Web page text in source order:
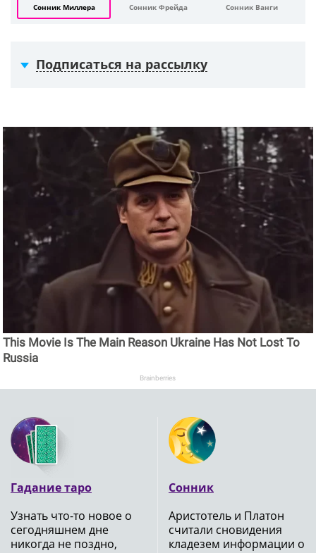
Сонник Миллера Сонник Фрейда Сонник Ванги
Подписаться на рассылку
This Movie Is The Main Reason Ukraine Has Not Lost To
Russia
Brainberries
Гадание таро
Узнать что-то новое о
сегодняшнем дне
никогда не поздно,
Сонник
Аристотель и Платон
считали сновидения
кладезем информации о